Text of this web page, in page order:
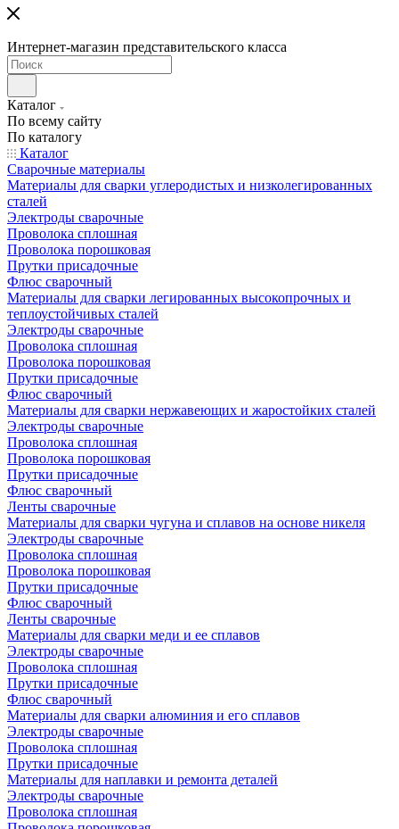
Интернет-магазин представительского класса
Каталог
По всему сайту
По каталогу
Каталог
Сварочные материалы
Материалы для сварки углеродистых и низколегированных
сталей
Электроды сварочные
Проволока сплошная
Проволока порошковая
Прутки присадочные
Флюс сварочный
Материалы для сварки легированных высокопрочных и
теплоустойчивых сталей
Электроды сварочные
Проволока сплошная
Проволока порошковая
Прутки присадочные
Флюс сварочный
Материалы для сварки нержавеющих и жаростойких сталей
Электроды сварочные
Проволока сплошная
Проволока порошковая
Прутки присадочные
Флюс сварочный
Ленты сварочные
Материалы для сварки чугуна и сплавов на основе никеля
Электроды сварочные
Проволока сплошная
Проволока порошковая
Прутки присадочные
Флюс сварочный
Ленты сварочные
Материалы для сварки меди и ее сплавов
Электроды сварочные
Проволока сплошная
Прутки присадочные
Флюс сварочный
Материалы для сварки алюминия и его сплавов
Электроды сварочные
Проволока сплошная
Прутки присадочные
Материалы для наплавки и ремонта деталей
Электроды сварочные
Проволока сплошная